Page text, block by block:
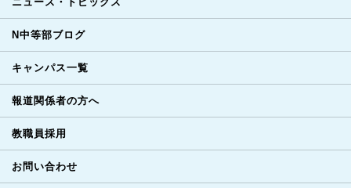
N中等部ブログ
キャンパス一覧
報道関係者の方へ
教職員採用
お問い合わせ